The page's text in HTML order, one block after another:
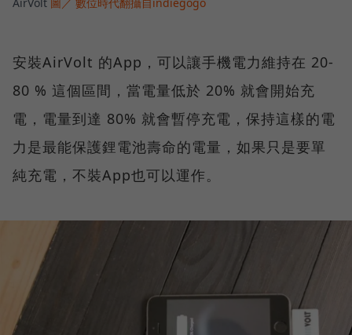
安裝AirVolt 的App，可以讓手機電力維持在 20-
80 % 這個區間，當電量低於 20% 就會開始充
電，電量到達 80% 就會暫停充電，保持這樣的電
力是最能保護鋰電池壽命的電量，如果只是要單
純充電，不裝App也可以運作。